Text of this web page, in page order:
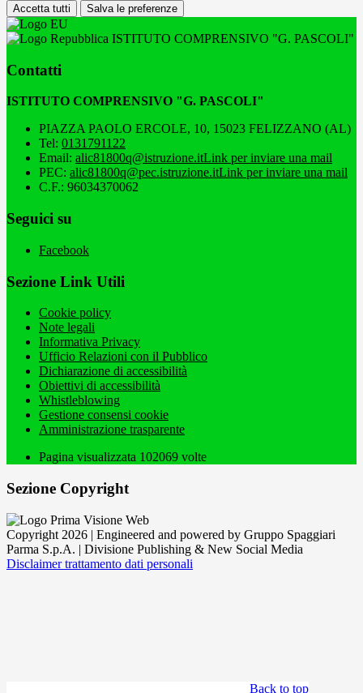
Accetta tutti Salva le preferenze
ISTITUTO COMPRENSIVO "G. PASCOLI"
Contatti
ISTITUTO COMPRENSIVO "G. PASCOLI"
PIAZZA PAOLO ERCOLE, 10, 15023 FELIZZANO (AL)
Tel: 0131791122
Email: alic81800q@istruzione.itLink per inviare una mail
PEC: alic81800q@pec.istruzione.itLink per inviare una mail
C.F.: 96034370062
Seguici su
Facebook
Sezione Link Utili
Cookie policy
Note legali
Informativa Privacy
Ufficio Relazioni con il Pubblico
Dichiarazione di accessibilità
Obiettivi di accessibilità
Whistleblowing
Gestione consensi cookie
Amministrazione trasparente
Pagina visualizzata 102069 volte
Sezione Copyright
Copyright 2026 | Engineered and powered by Gruppo Spaggiari
Parma S.p.A. | Divisione Publishing & New Social Media
Disclaimer trattamento dati personali
Back to top